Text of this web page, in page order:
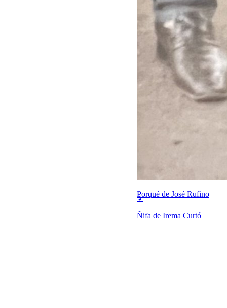
Porqué de José Rufino
♀
Ñifa de Irema Curtó